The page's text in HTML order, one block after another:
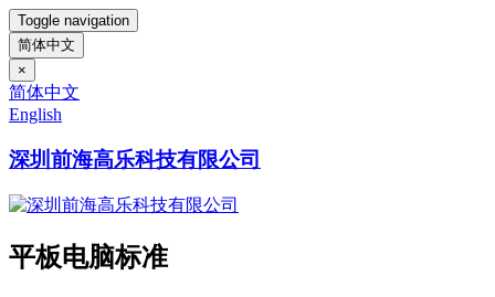
Toggle navigation
简体中文
×
简体中文
English
深圳前海高乐科技有限公司
平板电脑标准